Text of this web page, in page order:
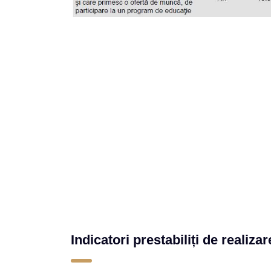
Indicatori prestabiliți de